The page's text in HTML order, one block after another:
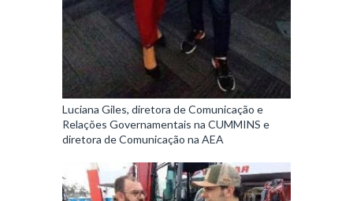
Luciana Giles, diretora de Comunicação e
Relações Governamentais na CUMMINS e
diretora de Comunicação na AEA